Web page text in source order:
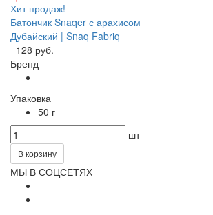
Хит продаж!
Батончик Snaqer с арахисом
Дубайский | Snaq Fabriq
128 руб.
Бренд
Упаковка
50 г
шт
В корзину
МЫ В СОЦСЕТЯХ